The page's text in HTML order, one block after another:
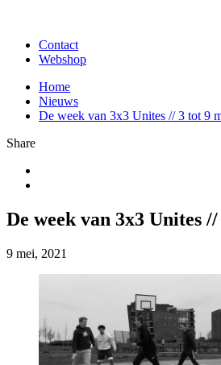
Contact
Webshop
Home
Nieuws
De week van 3x3 Unites // 3 tot 9
Share
De week van 3x3 Unites
9 mei, 2021